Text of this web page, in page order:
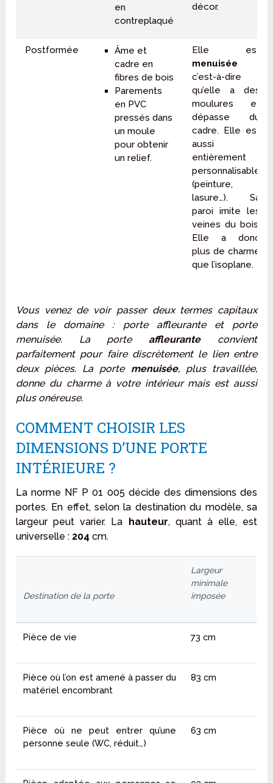
en
contreplaqué
décor.
Postformée
Âme et
cadre en
fibres de bois
Parements
en PVC
pressés dans
un moule
pour obtenir
un relief.
Elle est
menuisée
c’est-à-dire
qu’elle a des
moulures et
dépasse du
cadre. Elle est
aussi
entièrement
personnalisable
(peinture,
lasure…). Sa
paroi imite les
veines du bois.
Elle a donc
plus de charme
que l’isoplane.
Vous venez de voir passer deux termes capitaux
dans le domaine : porte affleurante et porte
menuisée. La porte affleuranteconvient
parfaitement pour faire discrètement le lien entre
deux pièces. La porte menuisée, plus travaillée,
donne du charme à votre intérieur mais est aussi
plus onéreuse.
COMMENT CHOISIR LES
DIMENSIONS D’UNE PORTE
INTÉRIEURE ?
La norme NF P 01 005 décide des dimensions des
portes. En effet, selon la destination du modèle, sa
largeur peut varier. La
hauteur, quant à elle, est
universelle : 204cm.
Destination de la porte
Largeur
minimale
imposée
Pièce de vie 73 cm
Pièce où l’on est amené à passer du
matériel encombrant
83 cm
Pièce où ne peut entrer qu’une
personne seule (WC, réduit…)
63 cm